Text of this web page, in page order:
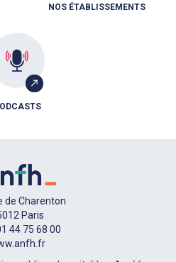
NOS ÉTABLISSEMENTS
de Charenton
Paris
44 75 68 00